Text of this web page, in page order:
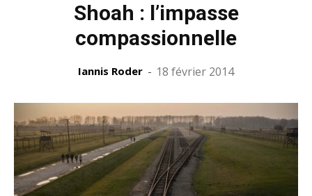
Shoah : l’impasse
compassionnelle
Iannis Roder - 18 février 2014